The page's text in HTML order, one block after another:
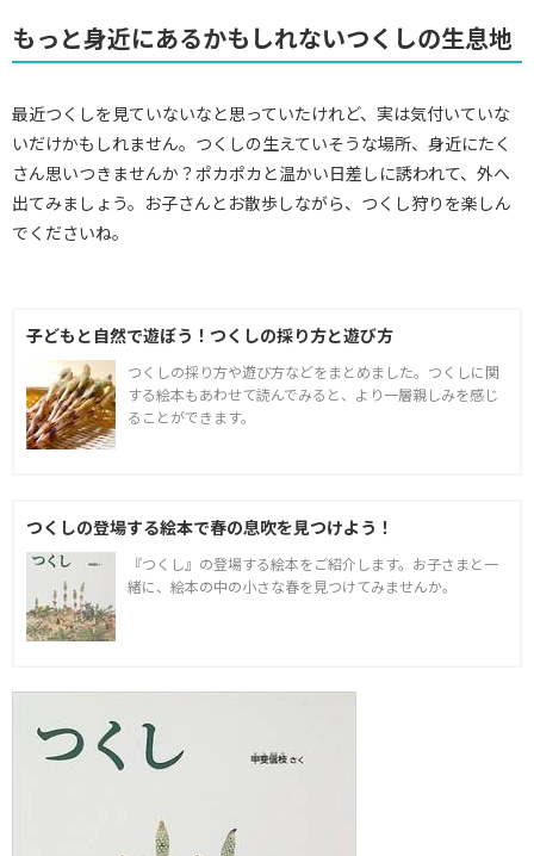
もっと身近にあるかもしれないつくしの生息地
最近つくしを見ていないなと思っていたけれど、実は気付いていな
いだけかもしれません。つくしの生えていそうな場所、身近にたく
さん思いつきませんか？ポカポカと温かい日差しに誘われて、外へ
出てみましょう。お子さんとお散歩しながら、つくし狩りを楽しん
でくださいね。
子どもと自然で遊ぼう！つくしの採り方と遊び方
つくしの採り方や遊び方などをまとめました。つくしに関
する絵本もあわせて読んでみると、より一層親しみを感じ
ることができます。
つくしの登場する絵本で春の息吹を見つけよう！
『つくし』の登場する絵本をご紹介します。お子さまと一
緒に、絵本の中の小さな春を見つけてみませんか。